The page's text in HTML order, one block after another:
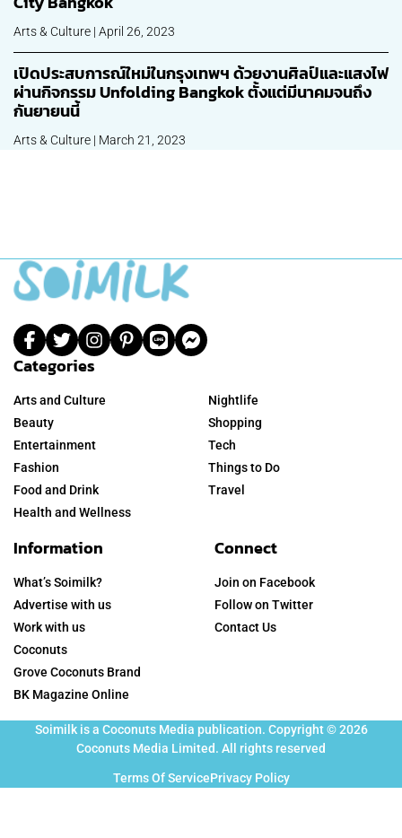
Arts & Culture | April 26, 2023
เปิดประสบการณ์ใหม่ในกรุงเทพฯ ด้วยงานศิลป์และแสงไฟ
ผ่านกิจกรรม Unfolding Bangkok ตั้งแต่มีนาคมจนถึง
กันยายนนี้
Arts & Culture | March 21, 2023
Categories
Arts and Culture
Beauty
Entertainment
Fashion
Food and Drink
Health and Wellness
Nightlife
Shopping
Tech
Things to Do
Travel
Information
What’s Soimilk?
Advertise with us
Work with us
Coconuts
Grove Coconuts Brand
BK Magazine Online
Connect
Join on Facebook
Follow on Twitter
Contact Us
Soimilk is a Coconuts Media publication. Copyright © 2026
Coconuts Media Limited. All rights reserved
Terms Of ServicePrivacy Policy